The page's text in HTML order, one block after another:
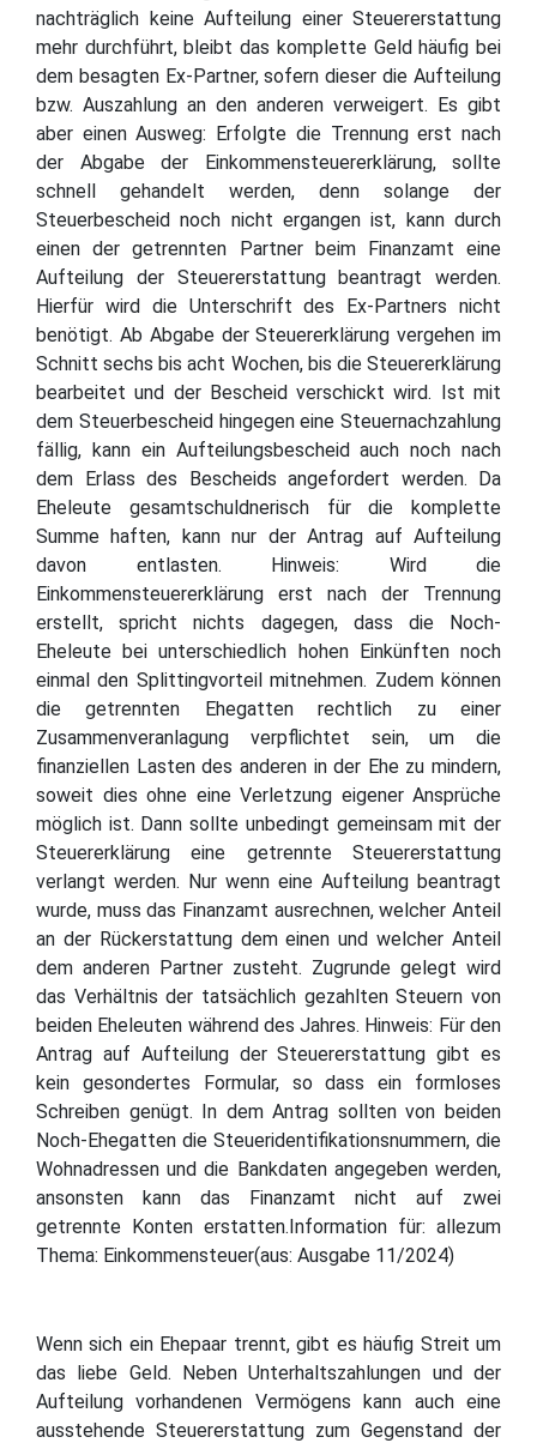
nachträglich keine Aufteilung einer Steuererstattung
mehr durchführt, bleibt das komplette Geld häufig bei
dem besagten Ex-Partner, sofern dieser die Aufteilung
bzw. Auszahlung an den anderen verweigert. Es gibt
aber einen Ausweg: Erfolgte die Trennung erst nach
der Abgabe der Einkommensteuererklärung, sollte
schnell gehandelt werden, denn solange der
Steuerbescheid noch nicht ergangen ist, kann durch
einen der getrennten Partner beim Finanzamt eine
Aufteilung der Steuererstattung beantragt werden.
Hierfür wird die Unterschrift des Ex-Partners nicht
benötigt. Ab Abgabe der Steuererklärung vergehen im
Schnitt sechs bis acht Wochen, bis die Steuererklärung
bearbeitet und der Bescheid verschickt wird. Ist mit
dem Steuerbescheid hingegen eine Steuernachzahlung
fällig, kann ein Aufteilungsbescheid auch noch nach
dem Erlass des Bescheids angefordert werden. Da
Eheleute gesamtschuldnerisch für die komplette
Summe haften, kann nur der Antrag auf Aufteilung
davon entlasten. Hinweis: Wird die
Einkommensteuererklärung erst nach der Trennung
erstellt, spricht nichts dagegen, dass die Noch-
Eheleute bei unterschiedlich hohen Einkünften noch
einmal den Splittingvorteil mitnehmen. Zudem können
die getrennten Ehegatten rechtlich zu einer
Zusammenveranlagung verpflichtet sein, um die
finanziellen Lasten des anderen in der Ehe zu mindern,
soweit dies ohne eine Verletzung eigener Ansprüche
möglich ist. Dann sollte unbedingt gemeinsam mit der
Steuererklärung eine getrennte Steuererstattung
verlangt werden. Nur wenn eine Aufteilung beantragt
wurde, muss das Finanzamt ausrechnen, welcher Anteil
an der Rückerstattung dem einen und welcher Anteil
dem anderen Partner zusteht. Zugrunde gelegt wird
das Verhältnis der tatsächlich gezahlten Steuern von
beiden Eheleuten während des Jahres. Hinweis: Für den
Antrag auf Aufteilung der Steuererstattung gibt es
kein gesondertes Formular, so dass ein formloses
Schreiben genügt. In dem Antrag sollten von beiden
Noch-Ehegatten die Steueridentifikationsnummern, die
Wohnadressen und die Bankdaten angegeben werden,
ansonsten kann das Finanzamt nicht auf zwei
getrennte Konten erstatten.Information für: allezum
Thema: Einkommensteuer(aus: Ausgabe 11/2024)
Wenn sich ein Ehepaar trennt, gibt es häufig Streit um
das liebe Geld. Neben Unterhaltszahlungen und der
Aufteilung vorhandenen Vermögens kann auch eine
ausstehende Steuererstattung zum Gegenstand der